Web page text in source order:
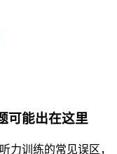
可能出在这里
力训练的常见误区，